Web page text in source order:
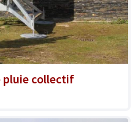
pluie collectif